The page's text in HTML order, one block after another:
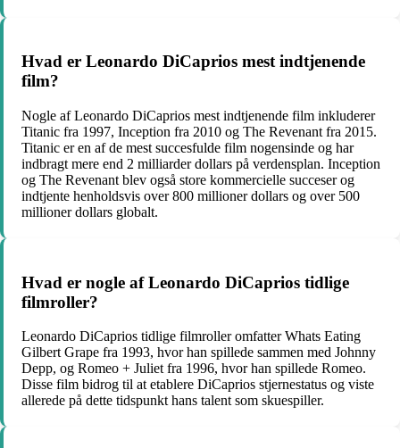
Hvad er Leonardo DiCaprios mest indtjenende
film?
Nogle af Leonardo DiCaprios mest indtjenende film inkluderer
Titanic fra 1997, Inception fra 2010 og The Revenant fra 2015.
Titanic er en af de mest succesfulde film nogensinde og har
indbragt mere end 2 milliarder dollars på verdensplan. Inception
og The Revenant blev også store kommercielle succeser og
indtjente henholdsvis over 800 millioner dollars og over 500
millioner dollars globalt.
Hvad er nogle af Leonardo DiCaprios tidlige
filmroller?
Leonardo DiCaprios tidlige filmroller omfatter Whats Eating
Gilbert Grape fra 1993, hvor han spillede sammen med Johnny
Depp, og Romeo + Juliet fra 1996, hvor han spillede Romeo.
Disse film bidrog til at etablere DiCaprios stjernestatus og viste
allerede på dette tidspunkt hans talent som skuespiller.